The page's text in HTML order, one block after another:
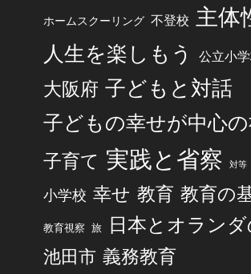
ホームスクーリング 不登校 主体
人生を楽しもう 公立小
大阪府 子どもと対話
子どもの幸せが中心
子育て 実践と省察 対等
小学校 幸せ 教育 教育の
教育視察 旅 日本とオラン
池田市 義務教育